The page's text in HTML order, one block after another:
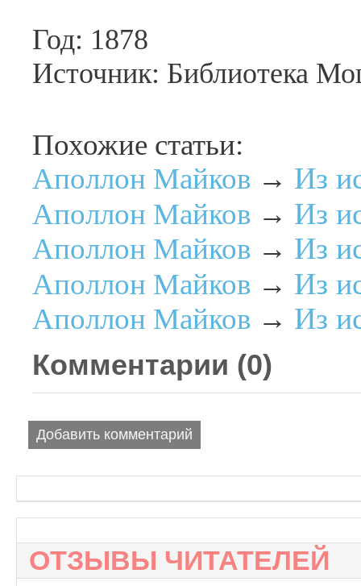
Год: 1878
Источник: Библиотека
Похожие статьи:
Аполлон Майков → Из
Аполлон Майков → Из
Аполлон Майков → Из
Аполлон Майков → Из
Аполлон Майков → Из
Комментарии (0)
Добавить комментарий
ОТЗЫВЫ ЧИТАТЕЛЕЙ